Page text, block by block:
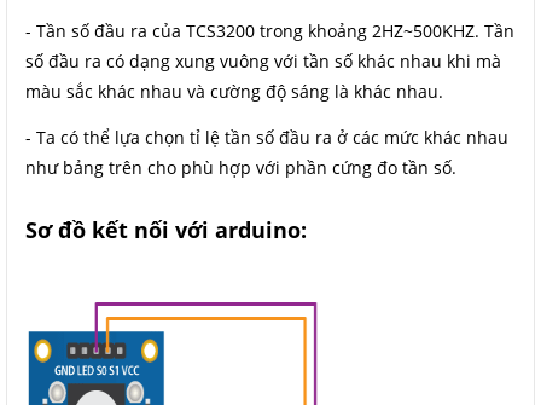
- Tần số đầu ra của TCS3200 trong khoảng 2HZ~500KHZ. Tần
số đầu ra có dạng xung vuông với tần số khác nhau khi mà
màu sắc khác nhau và cường độ sáng là khác nhau.
- Ta có thể lựa chọn tỉ lệ tần số đầu ra ở các mức khác nhau
như bảng trên cho phù hợp với phần cứng đo tần số.
Sơ đồ kết nối với arduino: